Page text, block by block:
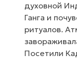
духовной
Ганга и
ритуалов.
Посетили